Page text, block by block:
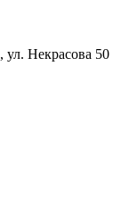
, ул. Некрасова 50